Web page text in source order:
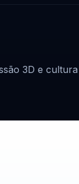
3D e cultura